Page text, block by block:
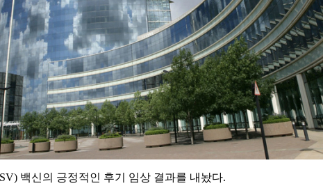
백신의 긍정적인 후기 임상 결과를 내놨다.